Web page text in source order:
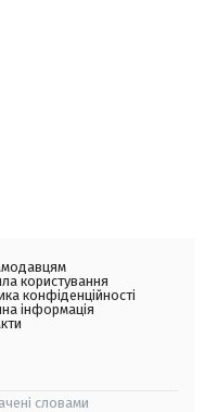
користування
конфіденційності
інформація
словами